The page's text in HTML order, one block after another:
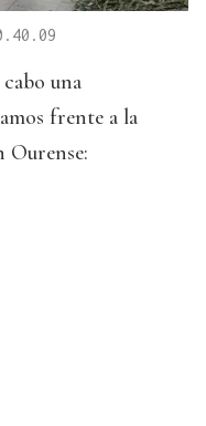
una
frente a la
Ourense: